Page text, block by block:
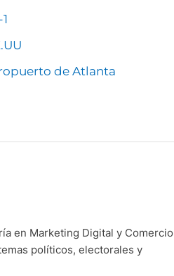
de Atlanta
en Marketing Digital y Comercio
políticos, electorales y